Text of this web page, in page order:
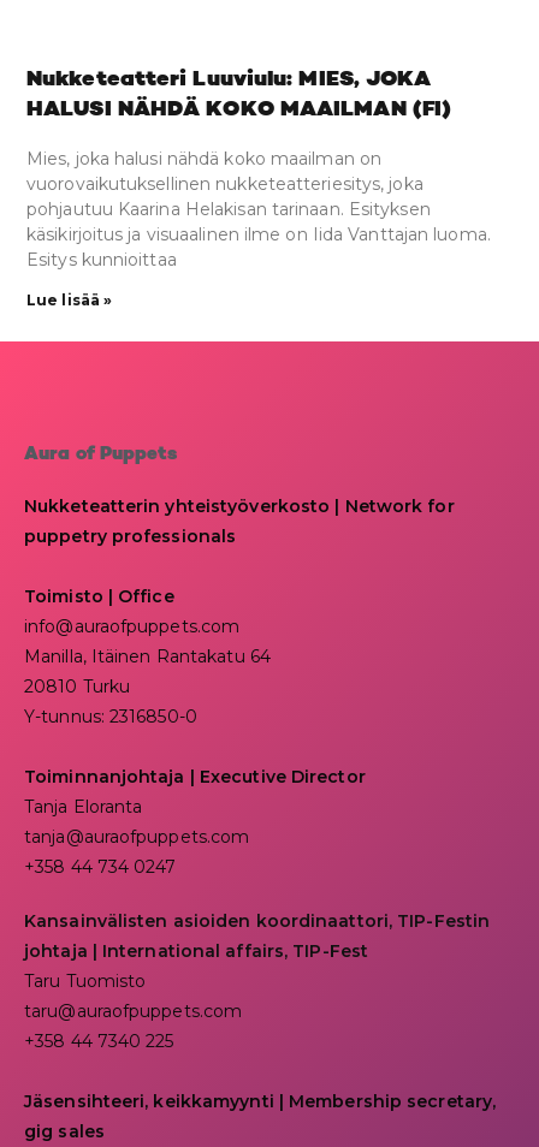
Nukketeatteri Luuviulu: MIES, JOKA
HALUSI NÄHDÄ KOKO MAAILMAN (FI)
Mies, joka halusi nähdä koko maailman on
vuorovaikutuksellinen nukketeatteriesitys, joka
pohjautuu Kaarina Helakisan tarinaan. Esityksen
käsikirjoitus ja visuaalinen ilme on Iida Vanttajan luoma.
Esitys kunnioittaa
Lue lisää »
Aura of Puppets
Nukketeatterin yhteistyöverkosto | Network for
puppetry professionals
Toimisto | Office
info@auraofpuppets.com
Manilla, Itäinen Rantakatu 64
20810 Turku
Y-tunnus: 2316850-0
Toiminnanjohtaja | Executive Director
Tanja Eloranta
tanja@auraofpuppets.com
+358 44 734 0247
Kansainvälisten asioiden koordinaattori, TIP-Festin
johtaja | International affairs, TIP-Fest
Taru Tuomisto
taru@auraofpuppets.com
+358 44 7340 225
Jäsensihteeri, keikkamyynti | Membership secretary,
gig sales